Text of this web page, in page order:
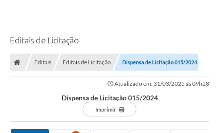
Editais de Licitação
Editais Editais de Licitação Dispensa de Licitação 015/2024
Atualizado em: 31/03/2025 às 09h28
Dispensa de Licitação 015/2024
Imprimir